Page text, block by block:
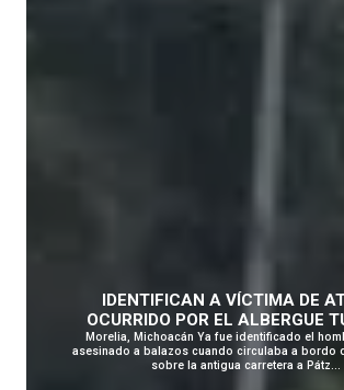
IDENTIFICAN A VÍCTIMA DE
OCURRIDO POR EL ALBERGUE
Morelia, Michoacán Ya fue identificado el
asesinado a balazos cuando circulaba a bordo
sobre la antigua carretera a Pátz...